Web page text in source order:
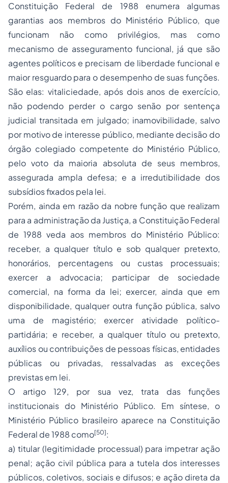
Constituição Federal de 1988 enumera algumas
garantias aos membros do Ministério Público, que
funcionam não como privilégios, mas como
mecanismo de asseguramento funcional, já que são
agentes políticos e precisam de liberdade funcional e
maior resguardo para o desempenho de suas funções.
São elas: vitaliciedade, após dois anos de exercício,
não podendo perder o cargo senão por sentença
judicial transitada em julgado; inamovibilidade, salvo
por motivo de interesse público, mediante decisão do
órgão colegiado competente do Ministério Público,
pelo voto da maioria absoluta de seus membros,
assegurada ampla defesa; e a irredutibilidade dos
subsídios fixados pela lei.
Porém, ainda em razão da nobre função que realizam
para a administração da Justiça, a Constituição Federal
de 1988 veda aos membros do Ministério Público:
receber, a qualquer título e sob qualquer pretexto,
honorários, percentagens ou custas processuais;
exercer a advocacia; participar de sociedade
comercial, na forma da lei; exercer, ainda que em
disponibilidade, qualquer outra função pública, salvo
uma de magistério; exercer atividade político-
partidária; e receber, a qualquer título ou pretexto,
auxílios ou contribuições de pessoas físicas, entidades
públicas ou privadas, ressalvadas as exceções
previstas em lei.
O artigo 129, por sua vez, trata das funções
institucionais do Ministério Público. Em síntese, o
Ministério Público brasileiro aparece na Constituição
Federal de 1988 como[50]:
a) titular (legitimidade processual) para impetrar ação
penal; ação civil pública para a tutela dos interesses
públicos, coletivos, sociais e difusos; e ação direta da